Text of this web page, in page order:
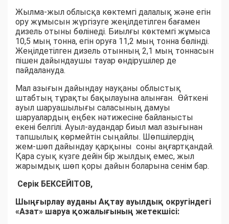
Жылма-жыл облысқа көктемгі далалық және егін
ору жұмысын жүргізуге жеңілдетілген бағамен
дизель отыны бөлінеді. Биылғы көктемгі жұмыса
10,5 мың тонна, егін оруға 11,2 мың тонна бөлінді.
Жеңілдетілген дизель отынның 2,1 мың тоннасын
пішен дайындаушы тауар өндірушілер де
пайдалануда.
Мал азығын дайындау науқаны облыстық
штабтың тұрақты бақылауына алынған. Өйткені
ауыл шаруашылығы саласының дамуы
шаруалардың еңбек нәтижесіне байланысты
екені белгілі. Ауыл-аудандар биыл мал азығынан
тапшылық көрмейтін сыңайлы. Шөпшілердің
жем-шөп дайындау қарқыны соны аңғартқандай.
Қара суық күзге дейін бір жылдық емес, жыл
жарымдық шөп қоры дайын боларына сенім бар.
Серік БЕКСЕЙІТОВ,
Шыңғырлау ауданы Ақтау ауылдық округіндегі
«Азат» шаруа қожалығының жетекшісі: